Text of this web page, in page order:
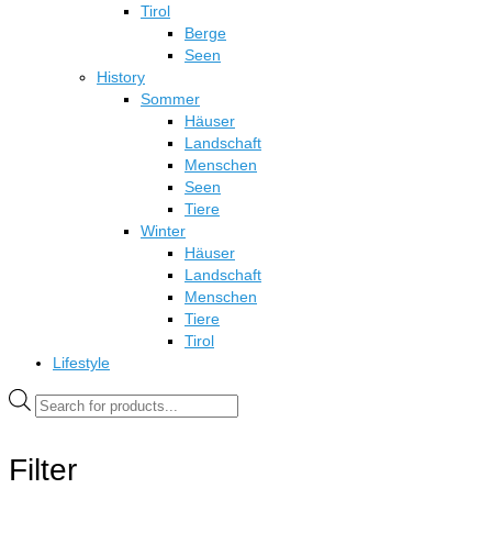
Tirol
Berge
Seen
History
Sommer
Häuser
Landschaft
Menschen
Seen
Tiere
Winter
Häuser
Landschaft
Menschen
Tiere
Tirol
Lifestyle
Products
search
Filter